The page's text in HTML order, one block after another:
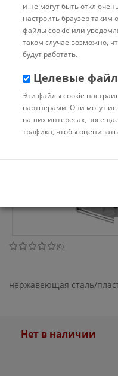
(0)
нержавеющая сталь/
Нет в наличии
и не могут быть
настроить браузер таким
файлы cookie или
таком случае возможно,
будут работать.
Целевые
Эти файлы cookie
партнерами. Они могут
ваших интересах,
трафика, чтобы